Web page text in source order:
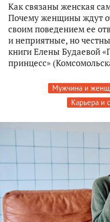
Как связаны женская
Почему женщины ждут
своим поведением ее
и неприятные, но
книги Елены Будаевой
принцесс»
Мужчина и
Карьера и